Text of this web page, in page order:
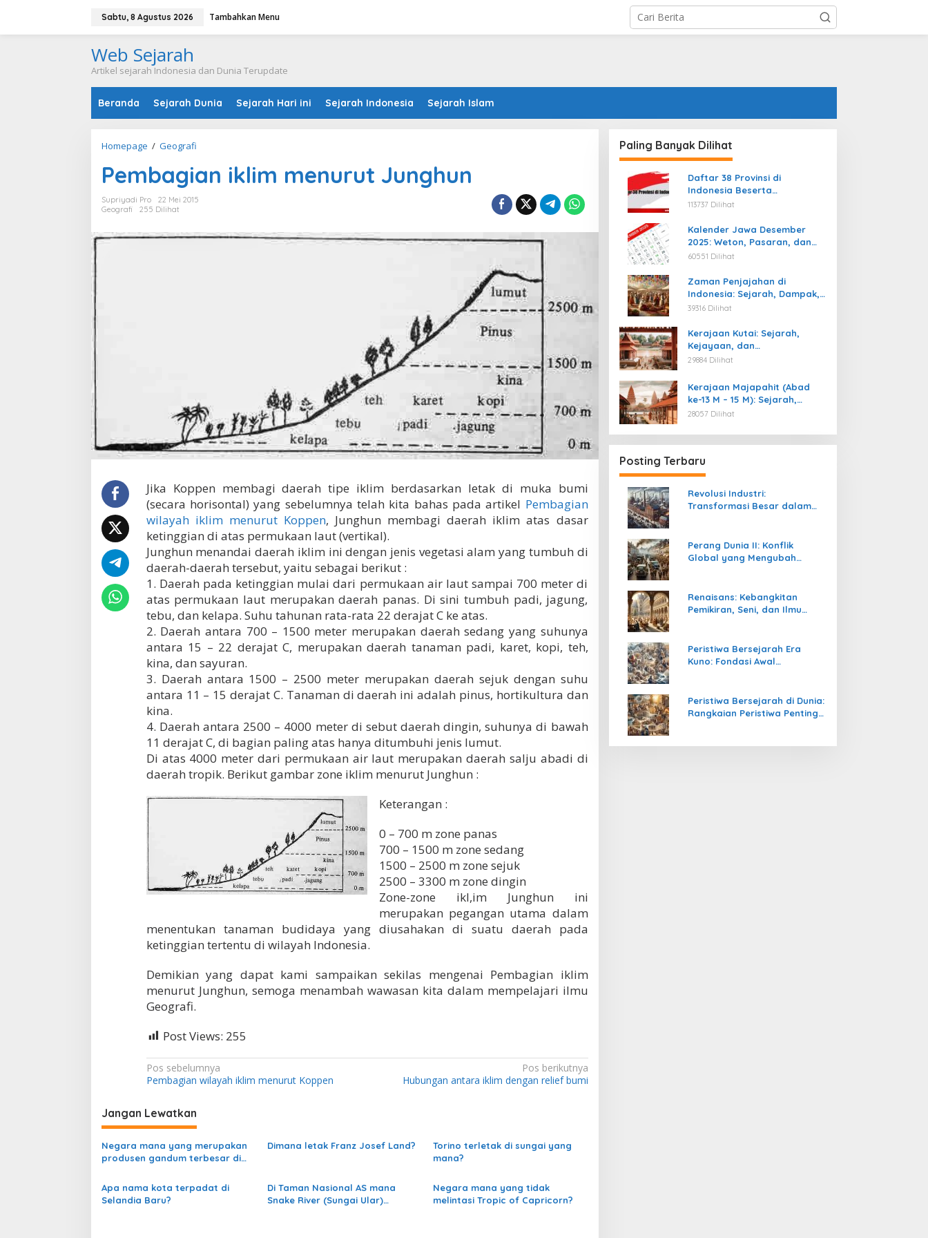
Sabtu, 8 Agustus 2026 Tambahkan Menu
Web Sejarah
Artikel sejarah Indonesia dan Dunia Terupdate
Beranda Sejarah Dunia Sejarah Hari ini Sejarah Indonesia Sejarah Islam
Homepage / Geografi
m
b
a
a
J
u
n
g
h
Pembagian iklim menurut Junghun
Supriyadi Pro
22 Mei 2015
Geografi
255 Dilihat
Jika Koppen membagi daerah tipe iklim berdasarkan letak di muka bumi
(secara horisontal) yang sebelumnya telah kita bahas pada artikel Pembagian
wilayah iklim menurut Koppen, Junghun membagi daerah iklim atas dasar
ketinggian di atas permukaan laut (vertikal).
Junghun menandai daerah iklim ini dengan jenis vegetasi alam yang tumbuh di
daerah-daerah tersebut, yaitu sebagai berikut :
1. Daerah pada ketinggian mulai dari permukaan air laut sampai 700 meter di
atas permukaan laut merupakan daerah panas. Di sini tumbuh padi, jagung,
tebu, dan kelapa. Suhu tahunan rata-rata 22 derajat C ke atas.
2. Daerah antara 700 – 1500 meter merupakan daerah sedang yang suhunya
antara 15 – 22 derajat C, merupakan daerah tanaman padi, karet, kopi, teh,
kina, dan sayuran.
3. Daerah antara 1500 – 2500 meter merupakan daerah sejuk dengan suhu
antara 11 – 15 derajat C. Tanaman di daerah ini adalah pinus, hortikultura dan
kina.
4. Daerah antara 2500 – 4000 meter di sebut daerah dingin, suhunya di bawah
11 derajat C, di bagian paling atas hanya ditumbuhi jenis lumut.
Di atas 4000 meter dari permukaan air laut merupakan daerah salju abadi di
daerah tropik. Berikut gambar zone iklim menurut Junghun :
Keterangan :
0 – 700 m zone panas
700 – 1500 m zone sedang
1500 – 2500 m zone sejuk
2500 – 3300 m zone dingin
Zone-zone ikl,im Junghun ini
merupakan pegangan utama dalam
menentukan tanaman budidaya yang diusahakan di suatu daerah pada
ketinggian tertentu di wilayah Indonesia.
Demikian yang dapat kami sampaikan sekilas mengenai Pembagian iklim
menurut Junghun, semoga menambah wawasan kita dalam mempelajari ilmu
Geografi.
Post Views: 255
N
a
v
i
g
a
s
i
Pos sebelumnya
Pembagian wilayah iklim menurut Koppen
Pos berikutnya
Hubungan antara iklim dengan relief bumi
Jangan Lewatkan
Negara mana yang merupakan
produsen gandum terbesar di
Dimana letak Franz Josef Land?
Torino terletak di sungai yang
mana?
Apa nama kota terpadat di
Selandia Baru?
Di Taman Nasional AS mana
Snake River (Sungai Ular)
Negara mana yang tidak
melintasi Tropic of Capricorn?
Paling Banyak Dilihat
Daftar 38 Provinsi di
Indonesia Beserta
Ibukotanya Terbaru
113737 Dilihat
Kalender Jawa Desember
2025: Weton, Pasaran, dan
Hari Baik
60551 Dilihat
Zaman Penjajahan di
Indonesia: Sejarah, Dampak,
dan Perjuangan Menuju
39316 Dilihat
Kerajaan Kutai: Sejarah,
Kejayaan, dan
Peninggalannya (Abad ke-4
29884 Dilihat
Kerajaan Majapahit (Abad
ke-13 M – 15 M): Sejarah,
Kejayaan, dan
28057 Dilihat
Posting Terbaru
Revolusi Industri:
Transformasi Besar dalam
Perang Dunia II: Konflik
Global yang Mengubah
Renaisans: Kebangkitan
Pemikiran, Seni, dan Ilmu
Peristiwa Bersejarah Era
Kuno: Fondasi Awal
Peristiwa Bersejarah di Dunia:
Rangkaian Peristiwa Penting